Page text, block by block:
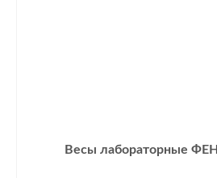
Весы лабораторные